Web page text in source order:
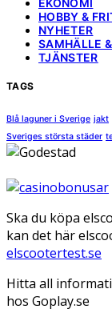
HOBBY &
NYHETER
SAMHÄLLE
TJÄNSTER
TAGS
Blå laguner i Sverige jakt
Sveriges största städer
Ska du köpa
kan det här
elscootertest.se
Hitta all
hos Goplay.se